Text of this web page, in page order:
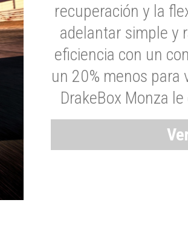
recuperación y la
adelantar simple y
eficiencia con un
un 20% menos para
DrakeBox Monza